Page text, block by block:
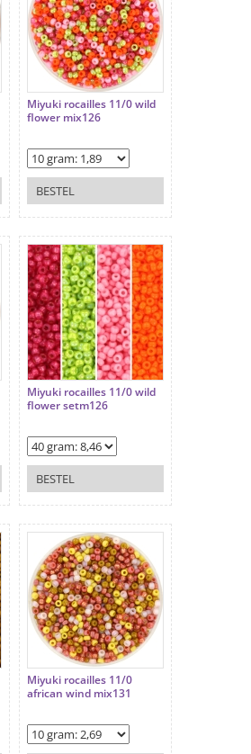
Miyuki rocailles 11/0 wild
flower mix126
BESTEL
Miyuki rocailles 11/0 wild
flower setm126
BESTEL
Miyuki rocailles 11/0
african wind mix131